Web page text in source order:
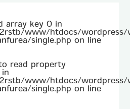
お問合せ
お知らせ
array key 0 in
www/htdocs/wordpress/
single.php on line
read property
in
www/htdocs/wordpress/
single.php on line